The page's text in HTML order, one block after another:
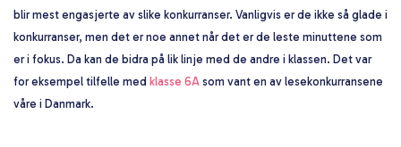
blir mest engasjerte av slike konkurranser. Vanligvis er de ikke så glade i
konkurranser, men det er noe annet når det er de leste minuttene som
er i fokus. Da kan de bidra på lik linje med de andre i klassen. Det var
for eksempel tilfelle med klasse 6A som vant en av lesekonkurransene
våre i Danmark.